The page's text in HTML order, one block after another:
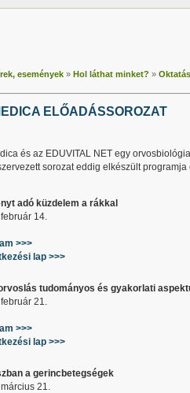
események » Hol láthat minket? » Oktatás
ELŐADÁSSOROZAT
és az EDUVITAL NET egy
sorozat eddig elkészült
adó küzdelem a rákkal
14.
>>>
lap >>>
tudományos és gyakorlati
21.
>>>
lap >>>
a gerincbetegségek
21.